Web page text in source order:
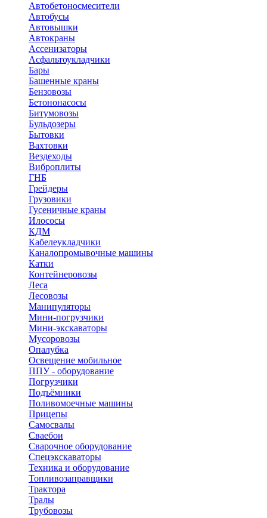
Автобетоносмесители
Автобусы
Автовышки
Автокраны
Ассенизаторы
Асфальтоукладчики
Бары
Башенные краны
Бензовозы
Бетононасосы
Битумовозы
Бульдозеры
Бытовки
Вахтовки
Вездеходы
Виброплиты
ГНБ
Грейдеры
Грузовики
Гусеничные краны
Илососы
КДМ
Кабелеукладчики
Каналопромывочные машины
Катки
Контейнеровозы
Леса
Лесовозы
Манипуляторы
Мини-погрузчики
Мини-экскаваторы
Мусоровозы
Опалубка
Освещение мобильное
ППУ - оборудование
Погрузчики
Подъёмники
Поливомоечные машины
Прицепы
Самосвалы
Сваебои
Сварочное оборудование
Спецэкскаваторы
Техника и оборудование
Топливозаправщики
Трактора
Тралы
Трубовозы